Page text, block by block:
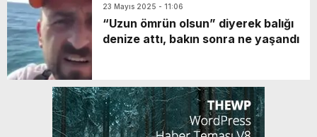
Kazandı
23 Mayıs 2025 - 11:06
“Uzun ömrün olsun” diyerek balığı
denize attı, bakın sonra ne yaşandı